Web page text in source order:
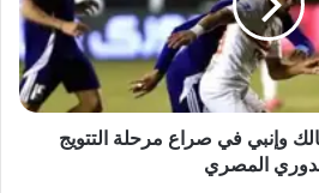
وإنبي في صراع مرحلة التتويج
المصري